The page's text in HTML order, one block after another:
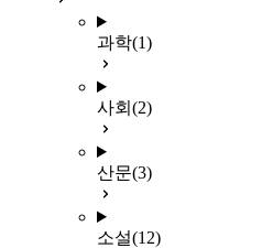
과학(1)
사회 (2)
산문(3)
소설(12)